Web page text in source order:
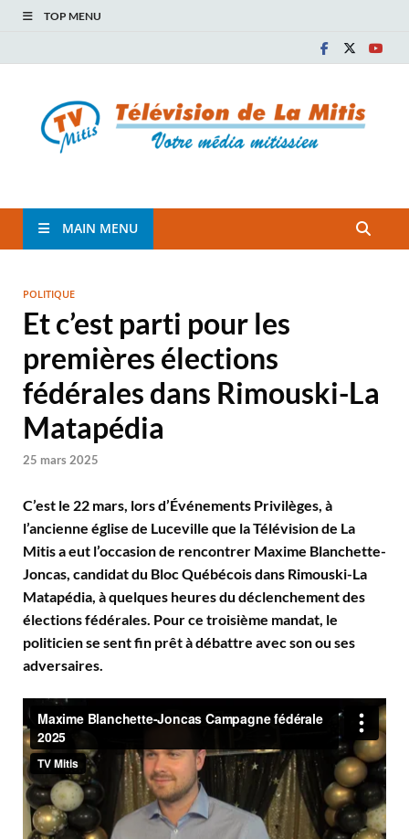
TOP MENU
TVM
MAIN MENU
POLITIQUE
Et c’est parti pour les
premières élections
fédérales dans Rimouski-La
Matapédia
25 mars 2025
C’est le 22 mars, lors d’Événements Privilèges, à
l’ancienne église de Luceville que la Télévision de La
Mitis a eut l’occasion de rencontrer Maxime Blanchette-
Joncas, candidat du Bloc Québécois dans Rimouski-La
Matapédia, à quelques heures du déclenchement des
élections fédérales. Pour ce troisième mandat, le
politicien se sent fin prêt à débattre avec son ou ses
adversaires.